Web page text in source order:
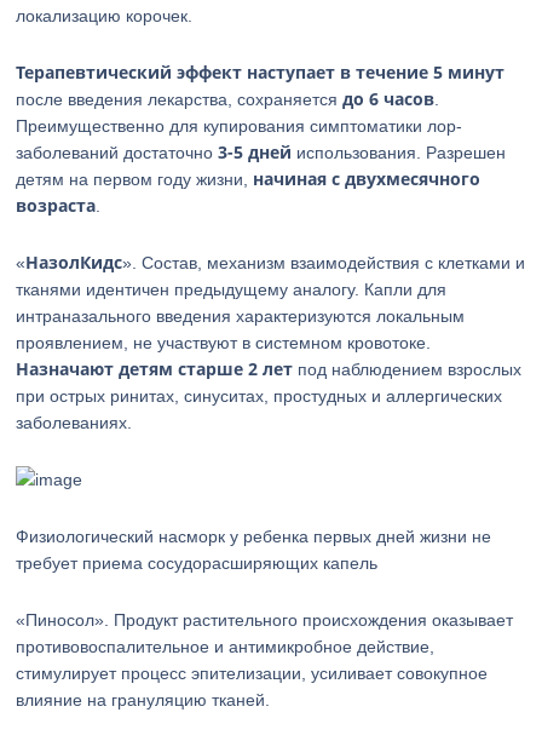
локализацию корочек.
Терапевтический эффект наступает в течение 5 минут
после введения лекарства, сохраняетсядо 6 часов
Преимущественно для купирования симптоматики лор-
заболеваний достаточно3-5 дней использования. Разрешен
детям на первом году жизни, начиная с двухмесячного
возраста
«НазолКидс». Состав, механизм взаимодействия с клетками и
тканями идентичен предыдущему аналогу. Капли для
интраназального введения характеризуются локальным
проявлением, не участвуют в системном кровотоке.
Назначают детям старше 2 лет под наблюдением взрослых
при острых ринитах, синуситах, простудных и аллергических
заболеваниях.
Физиологический насморк у ребенка первых дней жизни не
требует приема сосудорасширяющих капель
«Пиносол». Продукт растительного происхождения оказывает
противовоспалительное и антимикробное действие,
стимулирует процесс эпителизации, усиливает совокупное
влияние на грануляцию тканей.